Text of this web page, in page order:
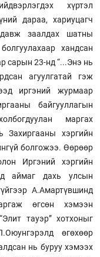
хүртэл
дараа, хариуцагч
заалдах шатны
хандсан
сарын 23-нд “...Энэ нь
агуулгатай гэж
иргэний журмаар
байгууллагын
маргах
хэргийн
болгожээ. Өөрөөр
Иргэний хэргийн
аймаг дахь улсын
А.Амартүвшинд
өгсөн хэмээн
тауэр” хотхоныг
өгөхөөр
нь буруу хэмээх